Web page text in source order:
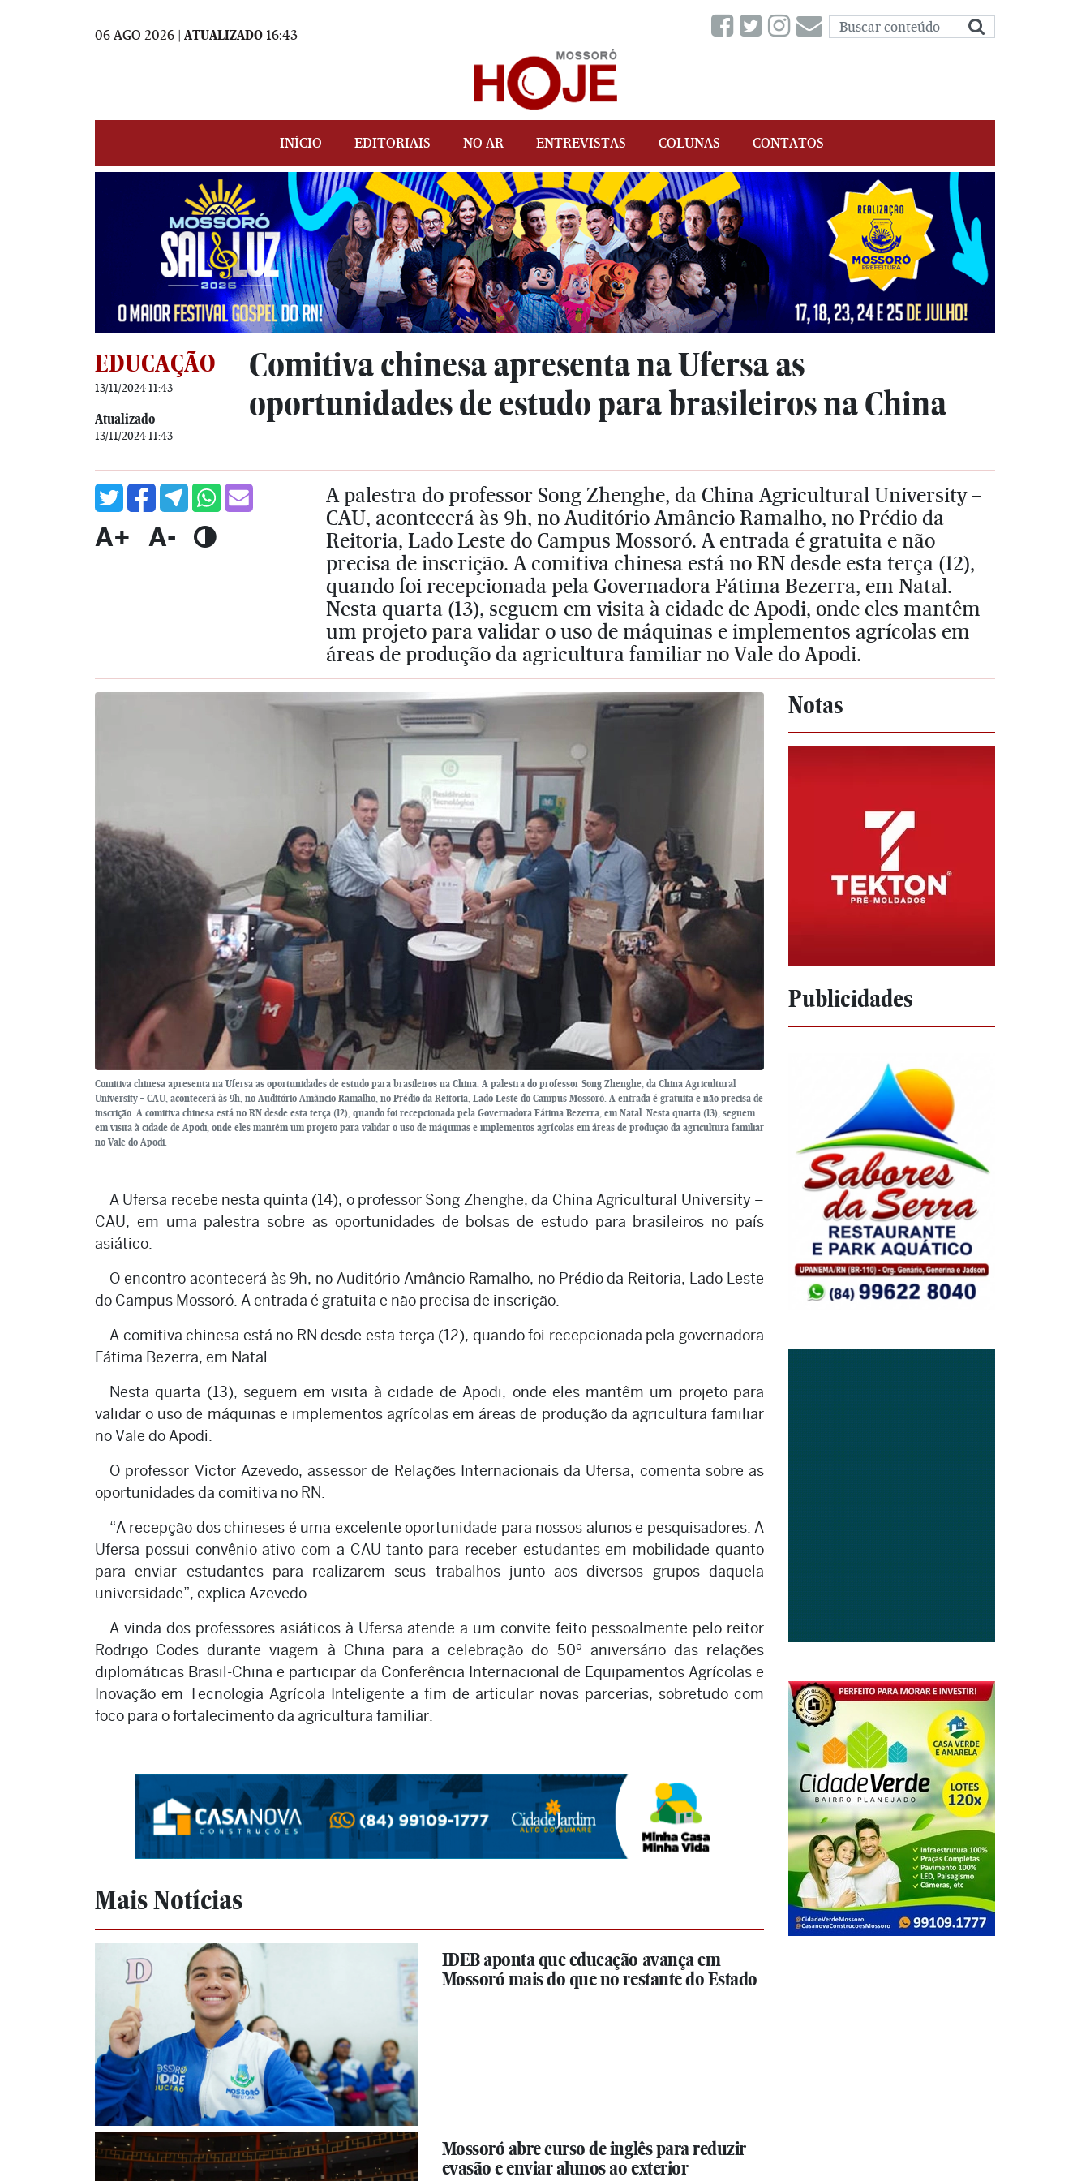
06 AGO 2026 | ATUALIZADO 16:43
INÍCIO EDITORIAIS NO AR ENTREVISTAS COLUNAS CONTATOS
EDUCAÇÃO
13/11/2024 11:43
Atualizado
13/11/2024 11:43
Comitiva chinesa apresenta na Ufersa as
oportunidades de estudo para brasileiros na China
A+ A-
A palestra do professor Song Zhenghe, da China Agricultural University –
CAU, acontecerá às 9h, no Auditório Amâncio Ramalho, no Prédio da
Reitoria, Lado Leste do Campus Mossoró. A entrada é gratuita e não
precisa de inscrição. A comitiva chinesa está no RN desde esta terça (12),
quando foi recepcionada pela Governadora Fátima Bezerra, em Natal.
Nesta quarta (13), seguem em visita à cidade de Apodi, onde eles mantêm
um projeto para validar o uso de máquinas e implementos agrícolas em
áreas de produção da agricultura familiar no Vale do Apodi.
Comitiva chinesa apresenta na Ufersa as oportunidades de estudo para brasileiros na China. A palestra do professor Song Zhenghe, da China Agricultural
University – CAU, acontecerá às 9h, no Auditório Amâncio Ramalho, no Prédio da Reitoria, Lado Leste do Campus Mossoró. A entrada é gratuita e não precisa de
inscrição. A comitiva chinesa está no RN desde esta terça (12), quando foi recepcionada pela Governadora Fátima Bezerra, em Natal. Nesta quarta (13), seguem
em visita à cidade de Apodi, onde eles mantêm um projeto para validar o uso de máquinas e implementos agrícolas em áreas de produção da agricultura familiar
no Vale do Apodi.
A Ufersa recebe nesta quinta (14), o professor Song Zhenghe, da China Agricultural University –
CAU, em uma palestra sobre as oportunidades de bolsas de estudo para brasileiros no país
asiático.
O encontro acontecerá às 9h, no Auditório Amâncio Ramalho, no Prédio da Reitoria, Lado Leste
do Campus Mossoró. A entrada é gratuita e não precisa de inscrição.
A comitiva chinesa está no RN desde esta terça (12), quando foi recepcionada pela governadora
Fátima Bezerra, em Natal.
Nesta quarta (13), seguem em visita à cidade de Apodi, onde eles mantêm um projeto para
validar o uso de máquinas e implementos agrícolas em áreas de produção da agricultura familiar
no Vale do Apodi.
O professor Victor Azevedo, assessor de Relações Internacionais da Ufersa, comenta sobre as
oportunidades da comitiva no RN.
“A recepção dos chineses é uma excelente oportunidade para nossos alunos e pesquisadores. A
Ufersa possui convênio ativo com a CAU tanto para receber estudantes em mobilidade quanto
para enviar estudantes para realizarem seus trabalhos junto aos diversos grupos daquela
universidade”, explica Azevedo.
A vinda dos professores asiáticos à Ufersa atende a um convite feito pessoalmente pelo reitor
Rodrigo Codes durante viagem à China para a celebração do 50º aniversário das relações
diplomáticas Brasil-China e participar da Conferência Internacional de Equipamentos Agrícolas e
Inovação em Tecnologia Agrícola Inteligente a fim de articular novas parcerias, sobretudo com
foco para o fortalecimento da agricultura familiar.
Mais Notícias
IDEB aponta que educação avança em
Mossoró mais do que no restante do Estado
Mossoró abre curso de inglês para reduzir
evasão e enviar alunos ao exterior
Notas
Publicidades